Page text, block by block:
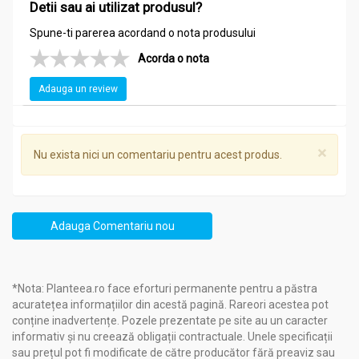
Detii sau ai utilizat produsul?
Spune-ti parerea acordand o nota produsului
Acorda o nota
Adauga un review
×
Nu exista nici un comentariu pentru acest produs.
Adauga Comentariu nou
*Nota: Planteea.ro face eforturi permanente pentru a păstra
acuratețea informațiilor din acestă pagină. Rareori acestea pot
conține inadvertențe. Pozele prezentate pe site au un caracter
informativ și nu creează obligații contractuale. Unele specificații
sau prețul pot fi modificate de către producător fără preaviz sau